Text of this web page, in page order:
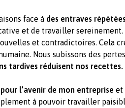
face à des entraves
et de travailler
et contradictoires. Cela
Nous subissons des
tardives réduisent nos recettes.
l’avenir de mon entreprise et
à pouvoir travailler